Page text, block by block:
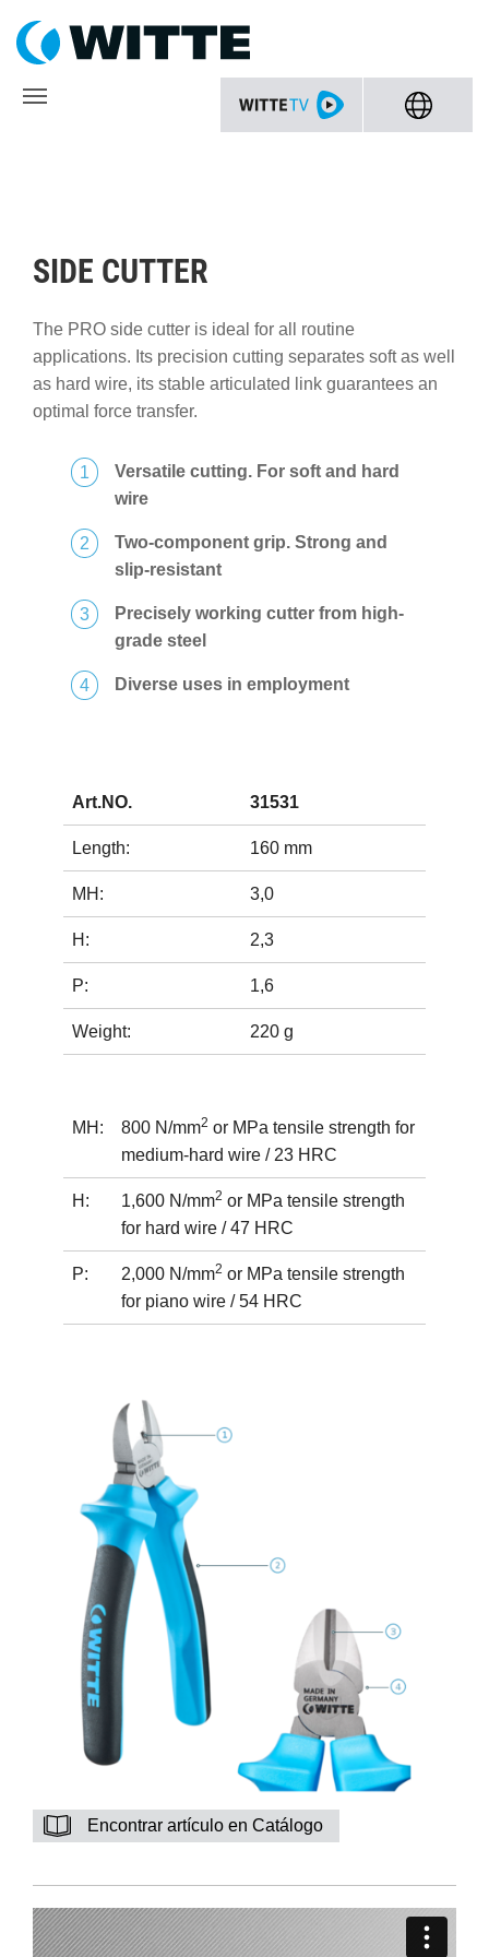
SIDE CUTTER
The PRO side cutter is ideal for all routine
applications. Its precision cutting separates soft as well
as hard wire, its stable articulated link guarantees an
optimal force transfer.
Versatile cutting. For soft and hard
wire
Two-component grip. Strong and
slip-resistant
Precisely working cutter from high-
grade steel
Diverse uses in employment
Art.NO. 31531
Length: 160 mm
MH: 3,0
H: 2,3
P: 1,6
Weight: 220 g
MH: 800 N/mm2 or MPa tensile strength for
medium-hard wire / 23 HRC
H: 1,600 N/mm2 or MPa tensile strength
for hard wire / 47 HRC
P: 2,000 N/mm2 or MPa tensile strength
for piano wire / 54 HRC
Encontrar artículo en Catálogo